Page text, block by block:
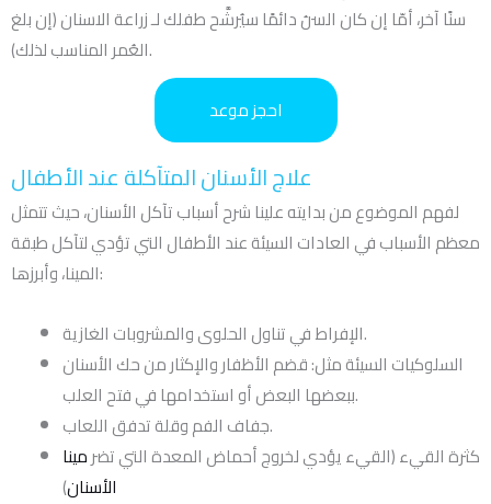
سنًا آخر، أمّا إن كان السنُ دائمًا سيُرشَّح طفلك لـ زراعة الاسنان (إن بلغ
العُمر المناسب لذلك).
احجز موعد
علاج الأسنان المتآكلة عند الأطفال
لفهم الموضوع من بدايته علينا شرح أسباب تآكل الأسنان، حيث تتمثل
معظم الأسباب في العادات السيئة عند الأطفال التي تؤدي لتآكل طبقة
المينا، وأبرزها:
الإفراط في تناول الحلوى والمشروبات الغازية.
السلوكيات السيئة مثل: قضم الأظفار والإكثار من حك الأسنان
ببعضها البعض أو استخدامها في فتح العلب.
جفاف الفم وقلة تدفق اللعاب.
كثرة القيء (القيء يؤدي لخروج أحماض المعدة التي تضرمينا
الأسنان)